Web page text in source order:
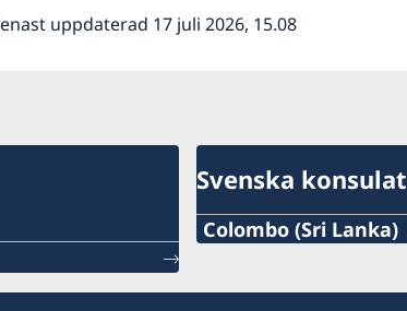
uppdaterad 17 juli 2026, 15.08
Svenska konsulat
Colombo (Sri Lanka)